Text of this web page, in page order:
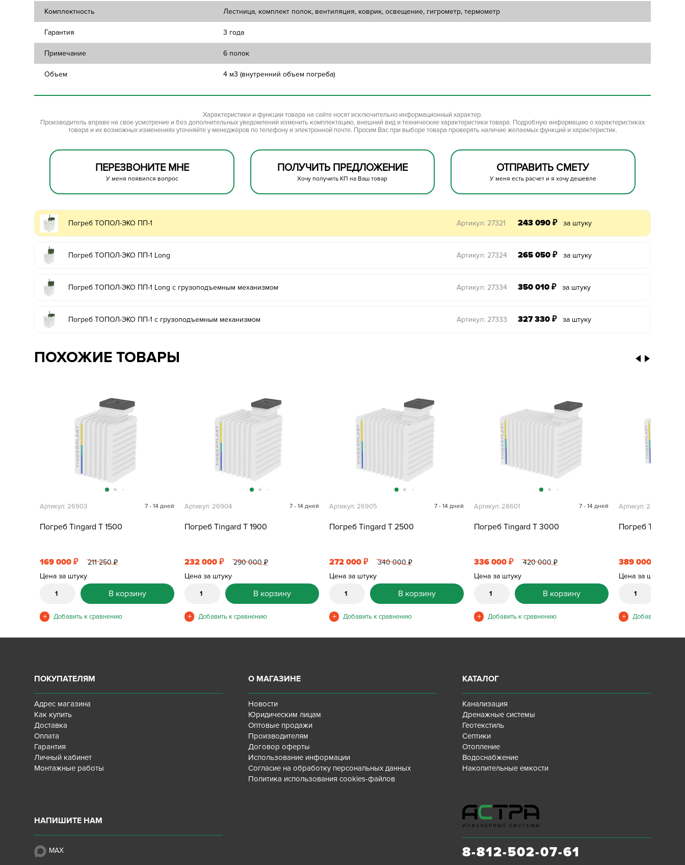
Комплектность Лестница, комплект полок, вентиляция, коврик, освещение, гигрометр, термометр
Гарантия 3 года
Примечание 6 полок
Объем 4 м3 (внутренний объем погреба)
Характеристики и функции товара на сайте носят исключительно информационный характер.
Производитель вправе на свое усмотрение и без дополнительных уведомлений изменить комплектацию, внешний вид и технические характеристики товара. Подробную информацию о характеристиках
товара и их возможных изменениях уточняйте у менеджеров по телефону и электронной почте. Просим Вас при выборе товара проверять наличие желаемых функций и характеристик.
ПЕРЕЗВОНИТЕ МНЕ
У меня появился вопрос
ПОЛУЧИТЬ ПРЕДЛОЖЕНИЕ
Хочу получить КП на Ваш товар
ОТПРАВИТЬ СМЕТУ
У меня есть расчет и я хочу дешевле
Погреб ТОПОЛ-ЭКО ПП-1 Артикул: 27321 243 090 ₽ за штуку
Погреб ТОПОЛ-ЭКО ПП-1 Long Артикул: 27324 265 050 ₽ за штуку
Погреб ТОПОЛ-ЭКО ПП-1 Long с грузоподъемным механизмом Артикул: 27334 350 010 ₽ за штуку
Погреб ТОПОЛ-ЭКО ПП-1 с грузоподъемным механизмом Артикул: 27333 327 330 ₽ за штуку
ПОХОЖИЕ ТОВАРЫ
Погреб Tingard T 1500
Артикул: 26903 7 - 14 дней
169 000₽ 211 250₽
Цена за штуку
В корзину
Погреб Tingard T 1900
Артикул: 26904 7 - 14 дней
232 000₽ 290 000₽
Цена за штуку
В корзину
Погреб Tingard T 2500
Артикул: 26905 7 - 14 дней
272 000₽ 340 000₽
Цена за штуку
В корзину
Погреб Tingard T 3000
Артикул: 28601 7 - 14 дней
336 000₽ 420 000₽
Цена за штуку
В корзину
Погреб Tingard
Артикул: 28602
389 000
Цена за штуку
8-812-502-07-61
ПОКУПАТЕЛЯМ
Адрес магазина
Как купить
Доставка
Оплата
Гарантия
Личный кабинет
Монтажные работы
О МАГАЗИНЕ
Новости
Юридическим лицам
Оптовые продажи
Производителям
Договор оферты
Использование информации
Согласие на обработку персональных данных
Политика использования cookies-файлов
КАТАЛОГ
Канализация
Дренажные системы
Геотекстиль
Септики
Отопление
Водоснабжение
Накопительные емкости
НАПИШИТЕ НАМ
MAX